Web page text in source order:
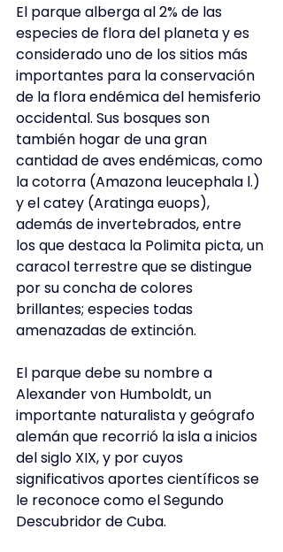
El parque alberga al 2% de las
especies de flora del planeta y es
considerado uno de los sitios más
importantes para la conservación
de la flora endémica del hemisferio
occidental. Sus bosques son
también hogar de una gran
cantidad de aves endémicas, como
la cotorra (Amazona leucephala l.)
y el catey (Aratinga euops),
además de invertebrados, entre
los que destaca la Polimita picta, un
caracol terrestre que se distingue
por su concha de colores
brillantes; especies todas
amenazadas de extinción.
El parque debe su nombre a
Alexander von Humboldt, un
importante naturalista y geógrafo
alemán que recorrió la isla a inicios
del siglo XIX, y por cuyos
significativos aportes científicos se
le reconoce como el Segundo
Descubridor de Cuba.